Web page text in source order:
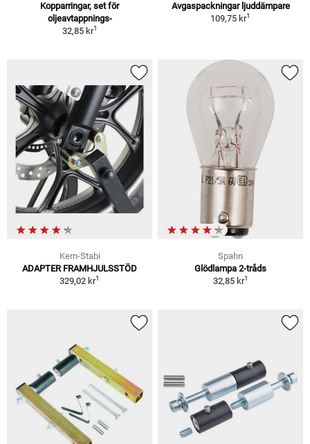
Kopparringar, set för
oljeavtappnings-
32,85 kr1
Avgaspackningar ljuddämpare
109,75 kr1
Kern-Stabi
ADAPTER FRAMHJULSSTÖD
329,02 kr1
Spahn
Glödlampa 2-tråds
32,85 kr1